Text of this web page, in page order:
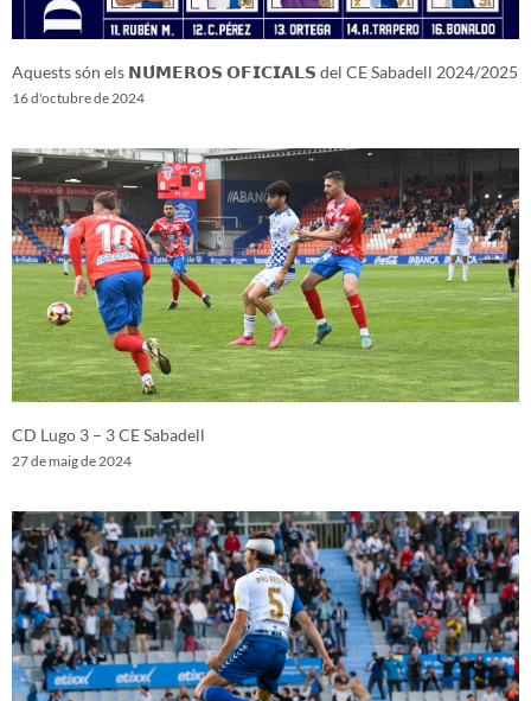
Aquests són els 𝗡𝗨́𝗠𝗘𝗥𝗢𝗦 𝗢𝗙𝗜𝗖𝗜𝗔𝗟𝗦 del CE Sabadell 2024/2025
16 d'octubre de 2024
CD Lugo 3 – 3 CE Sabadell
27 de maig de 2024